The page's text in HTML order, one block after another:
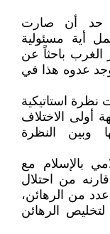
حد أن صارت
أية مسئولية
الغرب باحثاً عن
عدوه هذا في
نظرة استاتيكية
أولى الاختلاف
وبين النظرة
بالإسلام مع
من احتلال
من الرهائن،
الرهائن